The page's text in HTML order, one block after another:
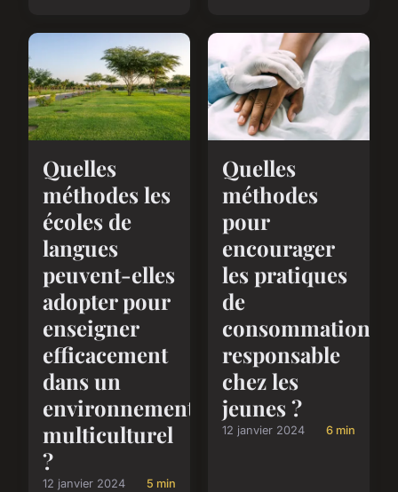
Quelles
méthodes les
écoles de
langues
peuvent-elles
adopter pour
enseigner
efficacement
dans un
environnement
multiculturel
?
12 janvier 2024 5 min
Quelles
méthodes
pour
encourager
les pratiques
de
consommation
responsable
chez les
jeunes ?
12 janvier 2024 6 min